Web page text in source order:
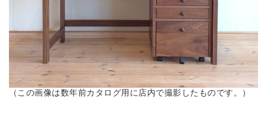
（この画像は数年前カタログ用に店内で撮影したものです。）